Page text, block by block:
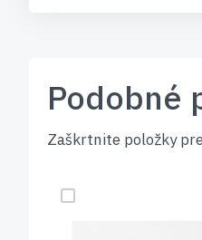
Podobné
Zaškrtnite položky